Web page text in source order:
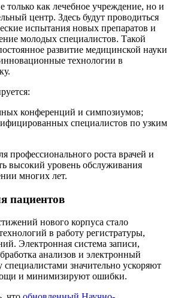
только как лечебное учреждение, но и
центр. Здесь будут проводиться
испытания новых препаратов и
молодых специалистов. Такой
развитие медицинской науки
технологии в
конференций и симпозиумов;
специалистов по узким
профессионального роста врачей и
высокий уровень обслуживания
многих лет.
пациентов
нового корпуса стало
в работу регистратуры,
Электронная система записи,
анализов и электронный
значительно ускоряют
и минимизируют ошибки.